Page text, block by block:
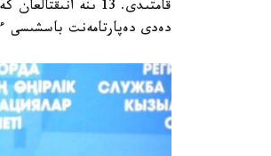
دەدى دەپارتامەنت باسشىسى